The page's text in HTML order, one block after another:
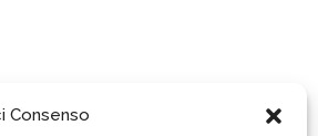
Consenso